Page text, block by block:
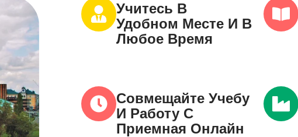
Учитесь В
Удобном Месте И В
Любое Время
Совмещайте Учебу
И Работу С
Приемная Онлайн